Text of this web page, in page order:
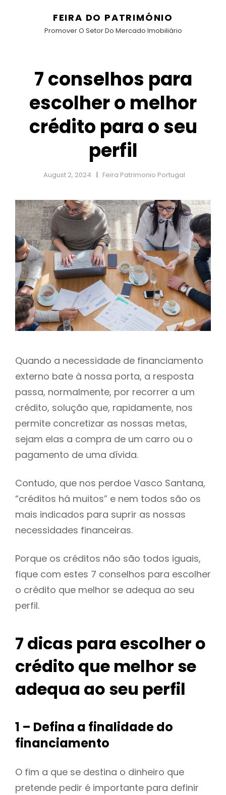
FEIRA DO PATRIMÓNIO
Promover O Setor Do Mercado Imobiliário
7 conselhos para
escolher o melhor
crédito para o seu
perfil
August 2, 2024 Feira Patrimonio Portugal
Quando a necessidade de financiamento
externo bate à nossa porta, a resposta
passa, normalmente, por recorrer a um
crédito, solução que, rapidamente, nos
permite concretizar as nossas metas,
sejam elas a compra de um carro ou o
pagamento de uma dívida.
Contudo, que nos perdoe Vasco Santana,
“créditos há muitos” e nem todos são os
mais indicados para suprir as nossas
necessidades financeiras.
Porque os créditos não são todos iguais,
fique com estes 7 conselhos para escolher
o crédito que melhor se adequa ao seu
perfil.
7 dicas para escolher o
crédito que melhor se
adequa ao seu perfil
1 – Defina a finalidade do
financiamento
O fim a que se destina o dinheiro que
pretende pedir é importante para definir